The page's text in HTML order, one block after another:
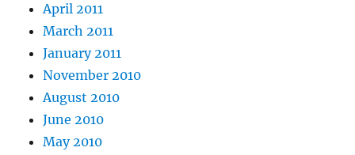
April 2011
March 2011
January 2011
November 2010
August 2010
June 2010
May 2010